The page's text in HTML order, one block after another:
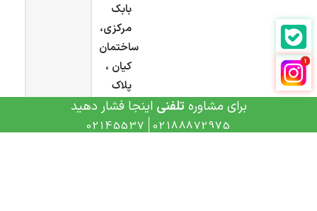
بابک
مرکزی،
ساختمان
کیان ،
پلاک
۵/۱
برای مشاوره تلفنی اینجا فشار دهید
02145537 02188872975